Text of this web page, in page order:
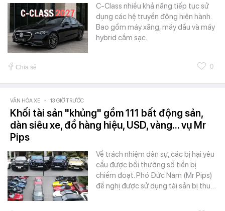
C-Class nhiều khả năng tiếp tục sử
dụng các hệ truyền động hiện hành.
Bao gồm máy xăng, máy dầu và máy
hybrid cắm sạc.
Chia sẻ 0
VĂN HÓA XE - 13 GIỜ TRƯỚC
Khối tài sản "khủng" gồm 111 bất động sản,
dàn siêu xe, đồ hàng hiệu, USD, vàng... vụ Mr
Pips
Về trách nhiệm dân sự, các bị hại yêu
cầu được bồi thường số tiền bị
chiếm đoạt. Phó Đức Nam (Mr Pips)
đề nghị được sử dụng tài sản bị thu…